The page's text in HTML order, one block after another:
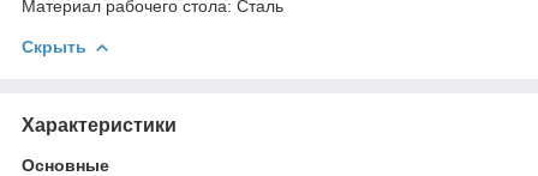
Материал рабочего стола: Сталь
Скрыть
Характеристики
Основные